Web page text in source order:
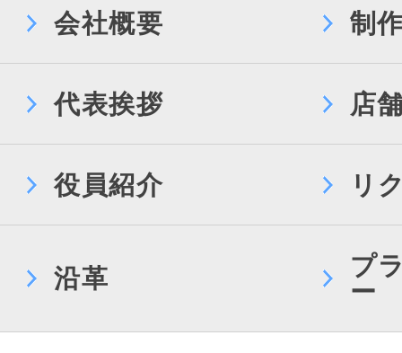
会社概要 制
代表挨拶 店
役員紹介 リ
沿革
プ
ー